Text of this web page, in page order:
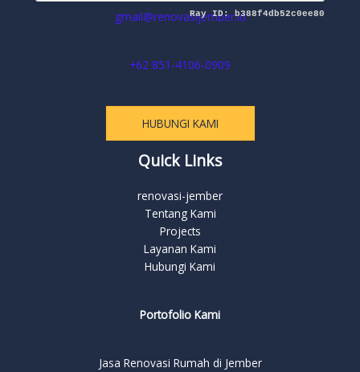
gmail@renovasijember.id
+62 851-4106-0909
HUBUNGI KAMI
Quick Links
renovasi-jember
Tentang Kami
Projects
Layanan Kami
Hubungi Kami
Portofolio Kami
Jasa Renovasi Rumah di Jember